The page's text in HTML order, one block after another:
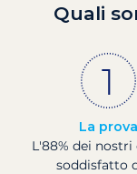
Quali
La prova
L'88% dei
soddisfatto